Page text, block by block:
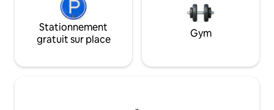
Stationnement
gratuit sur place
Gym